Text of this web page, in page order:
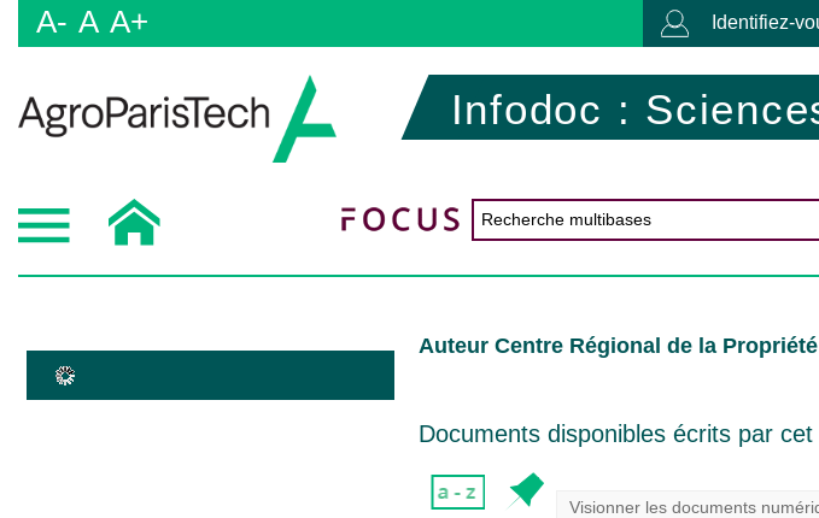
A- A A+ Identifiez-
Infodoc :
Auteur Centre Régional de la
Documents disponibles écrits par
Visionner les documents